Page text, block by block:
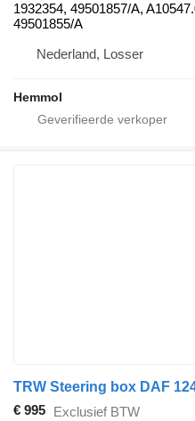
1932354, 49501857/A,
49501855/A
Nederland, Losser
Hemmol
€ 995 Exclusief BTW